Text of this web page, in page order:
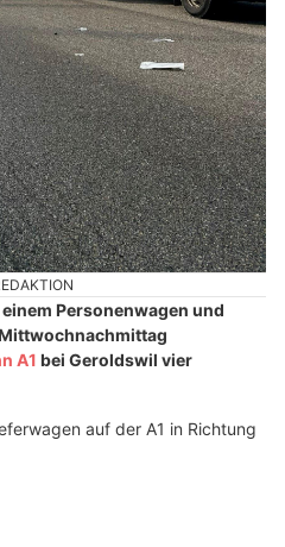
Personenwagen und
A1 bei Geroldswil vier
auf der A1 in Richtung